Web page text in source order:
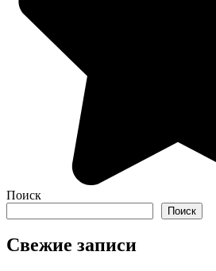
Поиск
Поиск
Свежие записи